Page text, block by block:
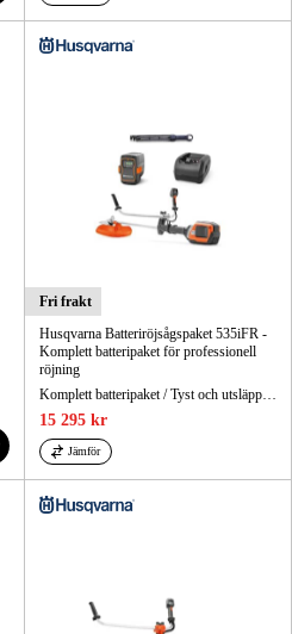
Fri frakt
Husqvarna Batteriröjsågspaket 535iFR -
Komplett batteripaket för professionell
röjning
Komplett batteripaket / Tyst och utsläppsfri drift / Klar för gräs, sly och lätt skogsröjning
15 295 kr
Jämför